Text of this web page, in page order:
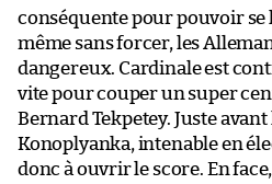
conséquente pour pouvoir se
même sans forcer, les
dangereux. Cardinale est
vite pour couper un super
Bernard Tekpetey. Juste
Konoplyanka, intenable en
donc à ouvrir le score. En